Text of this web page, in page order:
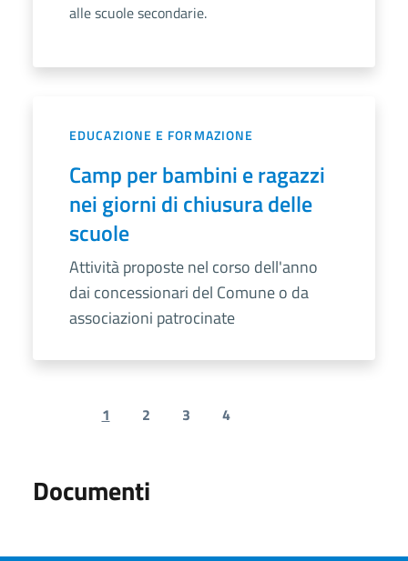
alle scuole secondarie.
EDUCAZIONE E FORMAZIONE
Camp per bambini e ragazzi
nei giorni di chiusura delle
scuole
Attività proposte nel corso dell'anno
dai concessionari del Comune o da
associazioni patrocinate
Previous page
1 2 3 4
Documenti